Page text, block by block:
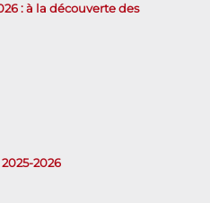
: à la découverte des
2026